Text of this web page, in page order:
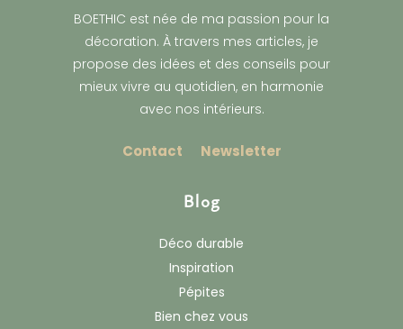
BOETHIC est née de ma passion pour la
décoration. À travers mes articles, je
propose des idées et des conseils pour
mieux vivre au quotidien, en harmonie
avec nos intérieurs.
Contact Newsletter
Blog
Déco durable
Inspiration
Pépites
Bien chez vous